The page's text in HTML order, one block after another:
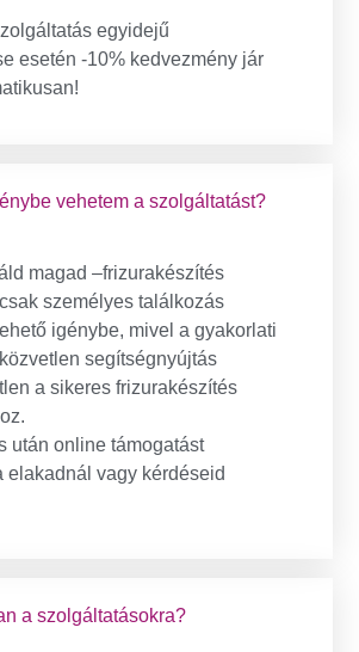
egyidejű
esetén -10% kedvezmény jár
vehetem a szolgáltatást?
magad –frizurakészítés
személyes találkozás
igénybe, mivel a gyakorlati
segítségnyújtás
a sikeres frizurakészítés
után online támogatást
elakadnál vagy kérdéseid
a szolgáltatásokra?